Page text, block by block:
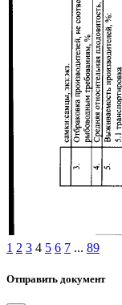
1 2 3 4 5 6 7 ... 89
Отправить документ